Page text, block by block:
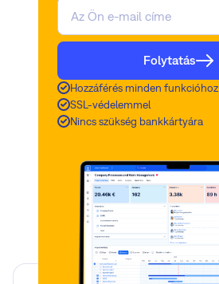
Folytatás
Hozzáférés minden funkcióhoz
SSL-védelemmel
Nincs szükség bankkártyára